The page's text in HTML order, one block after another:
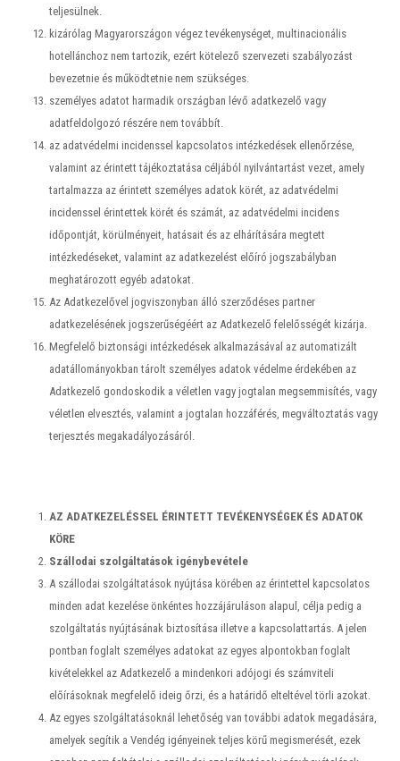
teljesülnek.
kizárólag Magyarországon végez tevékenységet, multinacionális
hotellánchoz nem tartozik, ezért kötelező szervezeti szabályozást
bevezetnie és működtetnie nem szükséges.
személyes adatot harmadik országban lévő adatkezelő vagy
adatfeldolgozó részére nem továbbít.
az adatvédelmi incidenssel kapcsolatos intézkedések ellenőrzése,
valamint az érintett tájékoztatása céljából nyilvántartást vezet, amely
tartalmazza az érintett személyes adatok körét, az adatvédelmi
incidenssel érintettek körét és számát, az adatvédelmi incidens
időpontját, körülményeit, hatásait és az elhárítására megtett
intézkedéseket, valamint az adatkezelést előíró jogszabályban
meghatározott egyéb adatokat.
Az Adatkezelővel jogviszonyban álló szerződéses partner
adatkezelésének jogszerűségéért az Adatkezelő felelősségét kizárja.
Megfelelő biztonsági intézkedések alkalmazásával az automatizált
adatállományokban tárolt személyes adatok védelme érdekében az
Adatkezelő gondoskodik a véletlen vagy jogtalan megsemmisítés, vagy
véletlen elvesztés, valamint a jogtalan hozzáférés, megváltoztatás vagy
terjesztés megakadályozásáról.
AZ ADATKEZELÉSSEL ÉRINTETT TEVÉKENYSÉGEK ÉS ADATOK
KÖRE
Szállodai szolgáltatások igénybevétele
A szállodai szolgáltatások nyújtása körében az érintettel kapcsolatos
minden adat kezelése önkéntes hozzájáruláson alapul, célja pedig a
szolgáltatás nyújtásának biztosítása illetve a kapcsolattartás. A jelen
pontban foglalt személyes adatokat az egyes alpontokban foglalt
kivételekkel az Adatkezelő a mindenkori adójogi és számviteli
előírásoknak megfelelő ideig őrzi, és a határidő elteltével törli azokat.
Az egyes szolgáltatásoknál lehetőség van további adatok megadására,
amelyek segítik a Vendég igényeinek teljes körű megismerését, ezek